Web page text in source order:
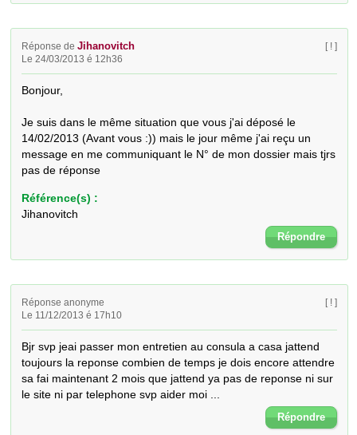
Réponse deJihanovitch
Le 24/03/2013 é 12h36
[ ! ]
Bonjour,
Je suis dans le même situation que vous j'ai déposé le
14/02/2013 (Avant vous :)) mais le jour même j'ai reçu un
message en me communiquant le N° de mon dossier mais tjrs
pas de réponse
Référence(s) :
Jihanovitch
Répondre
Réponse anonyme
Le 11/12/2013 é 17h10
[ ! ]
Bjr svp jeai passer mon entretien au consula a casa jattend
toujours la reponse combien de temps je dois encore attendre
sa fai maintenant 2 mois que jattend ya pas de reponse ni sur
le site ni par telephone svp aider moi ...
Répondre